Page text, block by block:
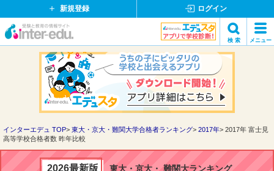
新規登録 ログイン
イ
ド
ッ
ト
検 索 メニュー
検索
インターエデュ TOP 東大・京大・難関大学合格者ランキング 2017年
2017年 富士見
高等学校合格者数 昨年比較
2026最新版 東大・京大・ 難関大ランキング